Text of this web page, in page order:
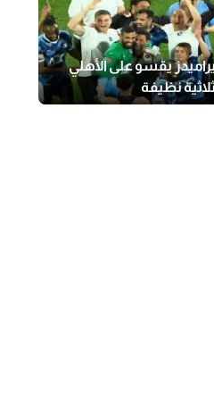
يقسو على الأهلي
نظيفة